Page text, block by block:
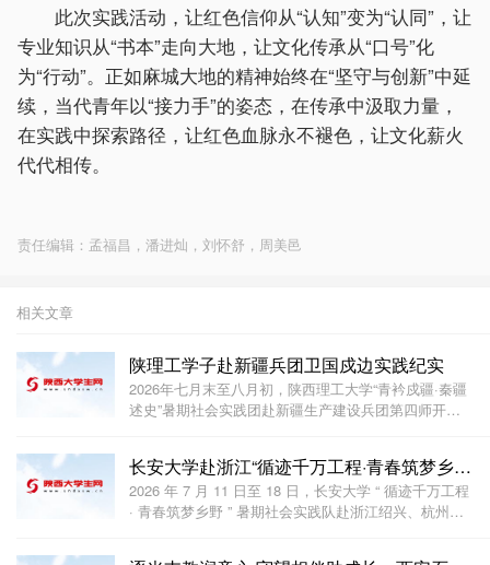
此次实践活动，让红色信仰从“认知”变为“认同”，让
专业知识从“书本”走向大地，让文化传承从“口号”化
为“行动”。正如麻城大地的精神始终在“坚守与创新”中延
续，当代青年以“接力手”的姿态，在传承中汲取力量，
在实践中探索路径，让红色血脉永不褪色，让文化薪火
代代相传。
责任编辑：孟福昌，潘进灿，刘怀舒，周美邑
相关文章
陕理工学子赴新疆兵团卫国戍边实践纪实
2026年七月末至八月初，陕西理工大学“青衿戍疆·秦疆
述史”暑期社会实践团赴新疆生产建设兵团第四师开
长安大学赴浙江“循迹千万工程·青春筑梦乡野”暑期实
2026 年 7 月 11 日至 18 日，长安大学 “ 循迹千万工程
· 青春筑梦乡野 ” 暑期社会实践队赴浙江绍兴、杭州两